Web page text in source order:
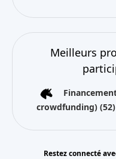
Meilleurs
crowdfunding) (52)
Restez connecté